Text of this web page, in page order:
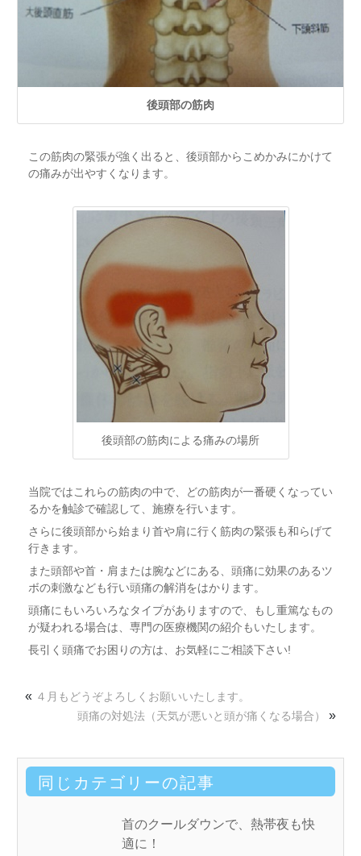
後頭部の筋肉
この筋肉の緊張が強く出ると、後頭部からこめかみにかけて
の痛みが出やすくなります。
後頭部の筋肉による痛みの場所
当院ではこれらの筋肉の中で、どの筋肉が一番硬くなってい
るかを触診で確認して、施療を行います。
さらに後頭部から始まり首や肩に行く筋肉の緊張も和らげて
行きます。
また頭部や首・肩または腕などにある、頭痛に効果のあるツ
ボの刺激なども行い頭痛の解消をはかります。
頭痛にもいろいろなタイプがありますので、もし重篤なもの
が疑われる場合は、専門の医療機関の紹介もいたします。
長引く頭痛でお困りの方は、お気軽にご相談下さい!
« ４月もどうぞよろしくお願いいたします。
頭痛の対処法（天気が悪いと頭が痛くなる場合）
»
同じカテゴリーの記事
首のクールダウンで、熱帯夜も快
適に！